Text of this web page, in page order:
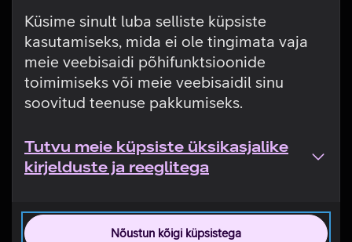
Küsime sinult luba selliste küpsiste
kasutamiseks, mida ei ole tingimata vaja
meie veebisaidi põhifunktsioonide
toimimiseks või meie veebisaidil sinu
soovitud teenuse pakkumiseks.
Tutvu meie küpsiste üksikasjalike
kirjelduste ja reeglitega
Nõustun kõigi küpsistega
Tehniline viga